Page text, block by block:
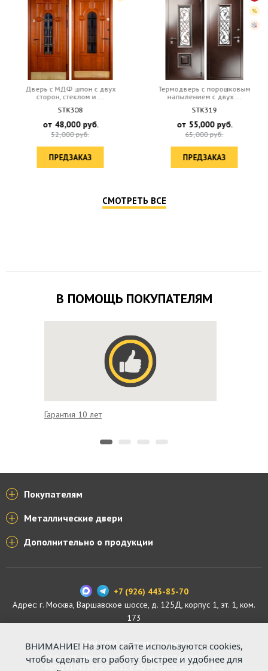
Дверь c МДФ шпон с двух
сторон, стеклом и ...
STK308
от48,000руб.
52,000руб.
ПРЕДЗАКАЗ
Термодверь с порошковым
напылением с двух ...
STK319
от55,000руб.
65,000руб.
ПРЕДЗАКАЗ
СМОТРЕТЬ ВСЕ
В ПОМОЩЬ ПОКУПАТЕЛЯМ
Гарантия 10 лет
Покупателям
Металлические двери
Дополнительно о продукции
+7 (926) 443-85-70
Адрес: г. Москва, Варшавское шоссе, д. 125Д, корпус 1, эт. 1, ком.
173
© 2004-2026. Все права защищены.
ООО «СПЕЦПРОФКОНТУР», ОГРН 1187746529816. Р/с:
40702810463030000711 в АО «Россельхозбанк». К/с:
ВНИМАНИЕ! На этом сайте используются cookies,
чтобы сделать его работу быстрее и удобнее для